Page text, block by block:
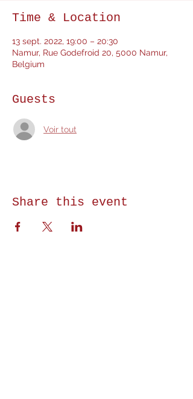
Time & Location
13 sept. 2022, 19:00 – 20:30
Namur, Rue Godefroid 20, 5000 Namur,
Belgium
Guests
Voir tout
Share this event